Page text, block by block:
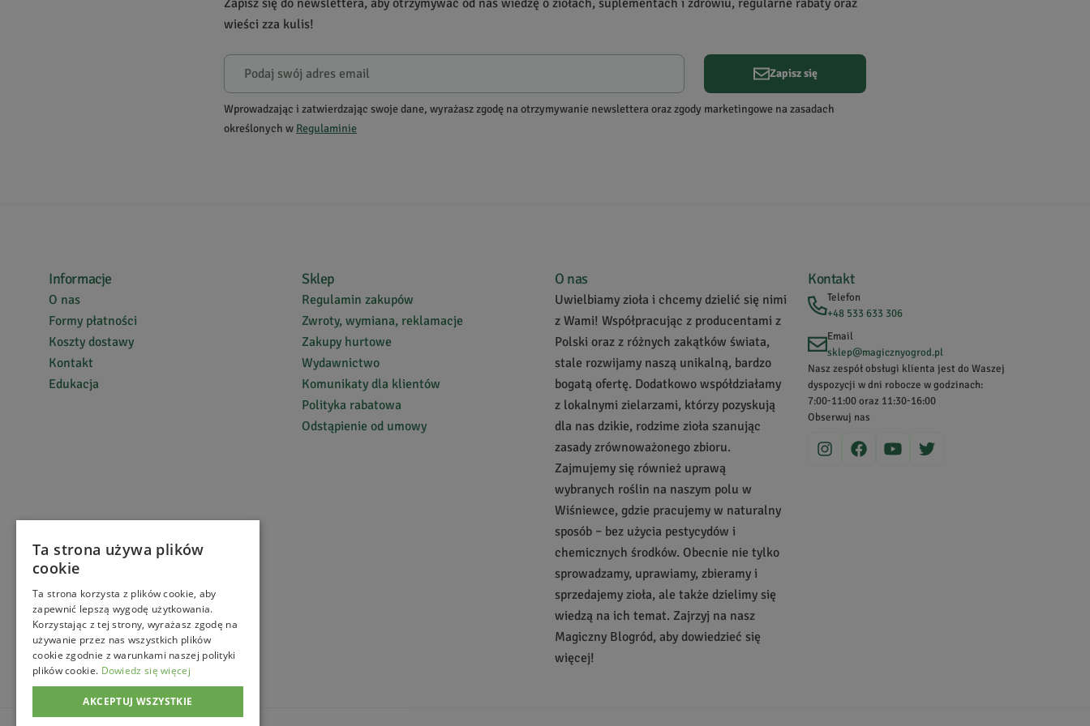
W naszej witrynie opinie mogą dodawać tylko osoby, które zakupiły produkt.
Bardzo dobra. Intensywna i aromatyczna. Świetny dodatek do musli lub jogurtu. Sama natura. Polecam
Data dodania: 19.07.2020
Dla wszystkich fanów wiśni... pyszna, świeża, idealna jako przekąska, dodatek do smoothie albo zdrowych batoników. Można również macerować w alkoholu i dodać do ciasta. Super
super samczna :)
D.
5
wieści zza kulis!
Zapisz się
Wprowadzając i zatwierdzając swoje dane, wyrażasz zgodę na otrzymywanie newslettera oraz zgody marketingowe na zasadach
określonych w Regulaminie
Informacje
O nas
Formy płatności
Koszty dostawy
Kontakt
Edukacja
Sklep
Regulamin zakupów
Zwroty, wymiana, reklamacje
Zakupy hurtowe
Wydawnictwo
Komunikaty dla klientów
Polityka rabatowa
Odstąpienie od umowy
O nas
Uwielbiamy zioła i chcemy dzielić się nimi
z Wami! Współpracując z producentami z
Polski oraz z różnych zakątków świata,
stale rozwijamy naszą unikalną, bardzo
bogatą ofertę. Dodatkowo współdziałamy
z lokalnymi zielarzami, którzy pozyskują
dla nas dzikie, rodzime zioła szanując
zasady zrównoważonego zbioru.
Zajmujemy się również uprawą
wybranych roślin na naszym polu w
Wiśniewce, gdzie pracujemy w naturalny
sposób – bez użycia pestycydów i
chemicznych środków. Obecnie nie tylko
sprowadzamy, uprawiamy, zbieramy i
sprzedajemy zioła, ale także dzielimy się
wiedzą na ich temat. Zajrzyj na nasz
Magiczny Blogród, aby dowiedzieć się
więcej!
Kontakt
Telefon
+48 533 633 306
Email
sklep@magicznyogrod.pl
Nasz zespół obsługi klienta jest do Waszej
dyspozycji w dni robocze w godzinach:
7:00-11:00 oraz 11:30-16:00
Obserwuj nas
Ta strona używa plików
cookie
Ta strona korzysta z plików cookie, aby
zapewnić lepszą wygodę użytkowania.
Korzystając z tej strony, wyrażasz zgodę na
używanie przez nas wszystkich plików
cookie zgodnie z warunkami naszej polityki
plików cookie. Dowiedz się więcej
AKCEPTUJ WSZYSTKIE